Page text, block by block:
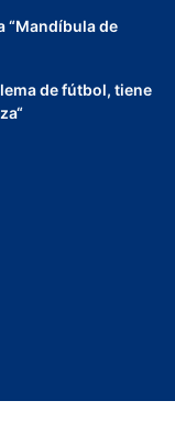
“Mandíbula de
de fútbol, tiene